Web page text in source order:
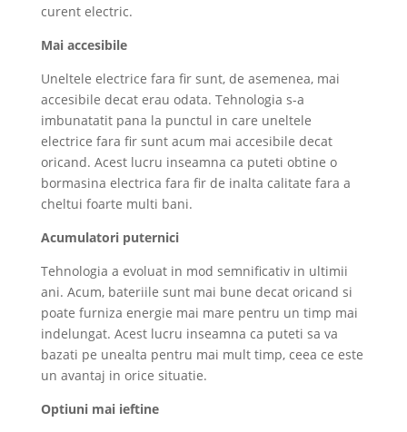
curent electric.
Mai accesibile
Uneltele electrice fara fir sunt, de asemenea, mai
accesibile decat erau odata. Tehnologia s-a
imbunatatit pana la punctul in care uneltele
electrice fara fir sunt acum mai accesibile decat
oricand. Acest lucru inseamna ca puteti obtine o
bormasina electrica fara fir de inalta calitate fara a
cheltui foarte multi bani.
Acumulatori puternici
Tehnologia a evoluat in mod semnificativ in ultimii
ani. Acum, bateriile sunt mai bune decat oricand si
poate furniza energie mai mare pentru un timp mai
indelungat. Acest lucru inseamna ca puteti sa va
bazati pe unealta pentru mai mult timp, ceea ce este
un avantaj in orice situatie.
Optiuni mai ieftine